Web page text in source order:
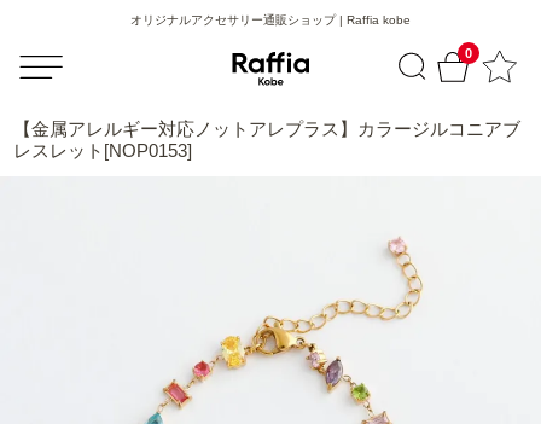
0
オリジナルアクセサリー通販ショップ | Raffia kobe
【金属アレルギー対応ノットアレプラス】カラージルコニアブ
レスレット[NOP0153]